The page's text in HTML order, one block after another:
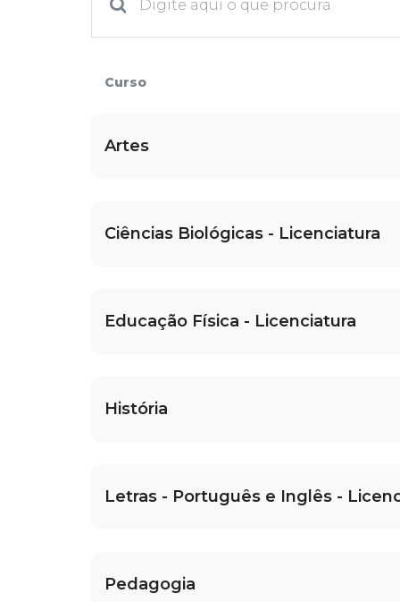
Reingresso
Curso
Artes
Ciências Biológicas - Licenciatura
Educação Física - Licenciatura
História
Letras - Português e Inglês -
Pedagogia